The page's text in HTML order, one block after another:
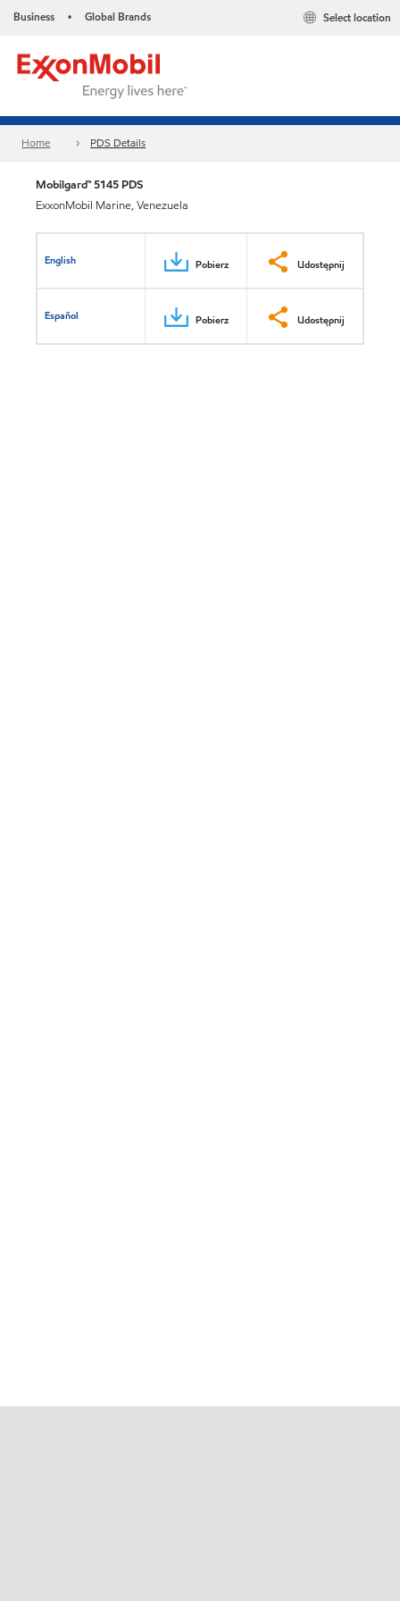
Business • Global Brands Select location
Home PDS Details
Mobilgard™ 5145 PDS
ExxonMobil Marine, Venezuela
English Pobierz Udostępnij
Español Pobierz Udostępnij